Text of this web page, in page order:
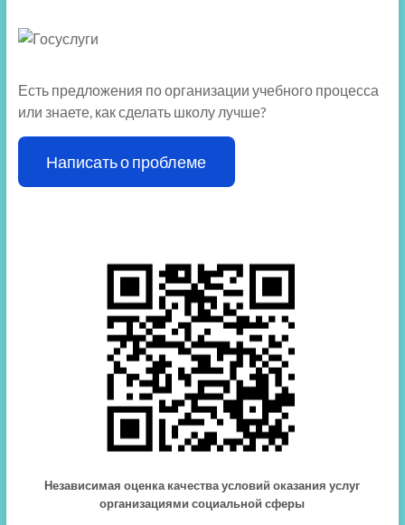
Есть предложения по организации учебного процесса
или знаете, как сделать школу лучше?
Написать о проблеме
Независимая оценка качества условий оказания услуг
организациями социальной сферы